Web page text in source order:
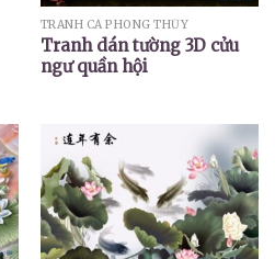
TRANH CÁ PHONG THỦY
Tranh dán tường 3D cửu
ngư quần hội